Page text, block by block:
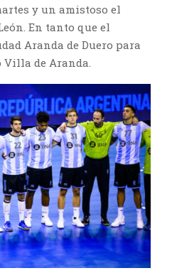
y un amistoso el
En tanto que el
Aranda de Duero para
de Aranda.